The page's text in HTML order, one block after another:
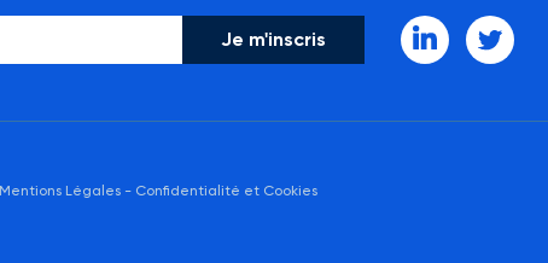
Mentions Légales - Confidentialité et Cookies